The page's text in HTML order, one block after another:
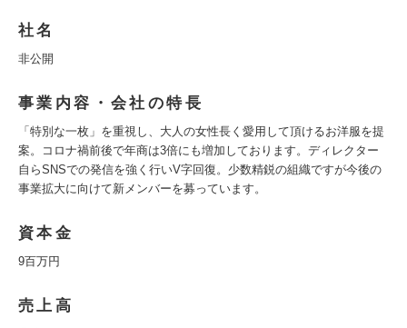
社名
非公開
事業内容・会社の特長
「特別な一枚」を重視し、大人の女性長く愛用して頂けるお洋服を提
案。コロナ禍前後で年商は3倍にも増加しております。ディレクター
自らSNSでの発信を強く行いV字回復。少数精鋭の組織ですが今後の
事業拡大に向けて新メンバーを募っています。
資本金
9百万円
売上高